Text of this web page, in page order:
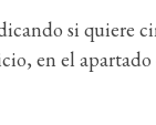
si quiere
en el apartado